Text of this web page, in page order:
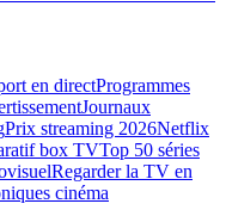
en directProgrammes
Journaux
Prix streaming 2026Netflix
box TVTop 50 séries
Regarder la TV en
cinéma